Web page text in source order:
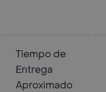
Tiempo de
Entrega
Aproximado